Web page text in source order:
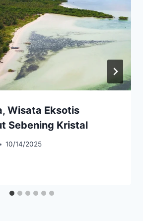
Wisata Eksotis
Sebening Kristal
10/14/2025